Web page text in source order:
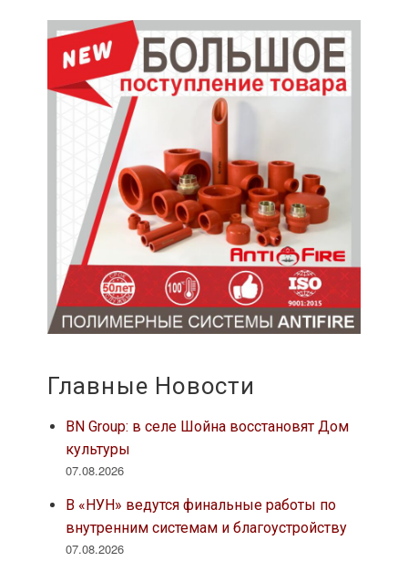
Главные Новости
BN Group: в селе Шойна восстановят Дом
культуры
07.08.2026
В «НУН» ведутся финальные работы по
внутренним системам и благоустройству
07.08.2026